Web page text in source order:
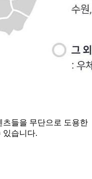
츠들을 무단으로 도용한
있습니다.